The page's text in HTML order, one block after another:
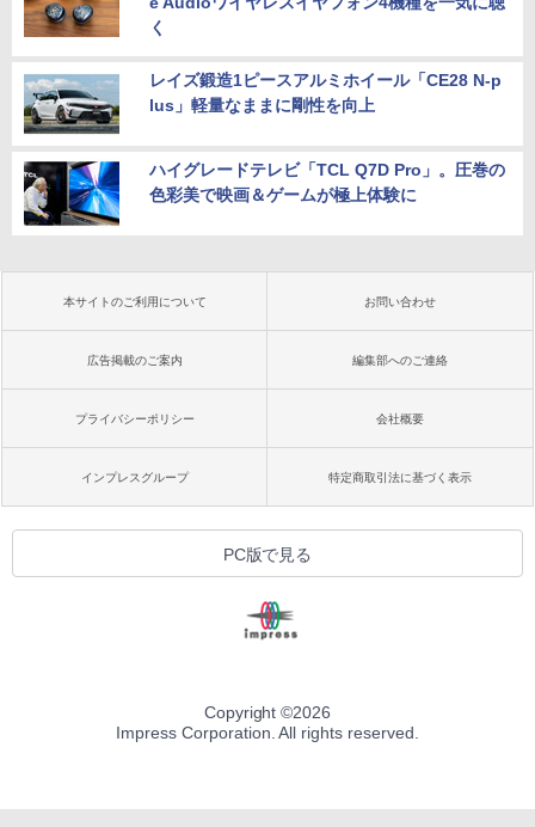
く
レイズ鍛造1ピースアルミホイール「CE28 N-p
lus」軽量なままに剛性を向上
ハイグレードテレビ「TCL Q7D Pro」。圧巻の
色彩美で映画＆ゲームが極上体験に
本サイトのご利用について お問い合わせ
広告掲載のご案内 編集部へのご連絡
プライバシーポリシー 会社概要
インプレスグループ 特定商取引法に基づく表示
PC版で見る
Copyright ©2026
Impress Corporation. All rights reserved.